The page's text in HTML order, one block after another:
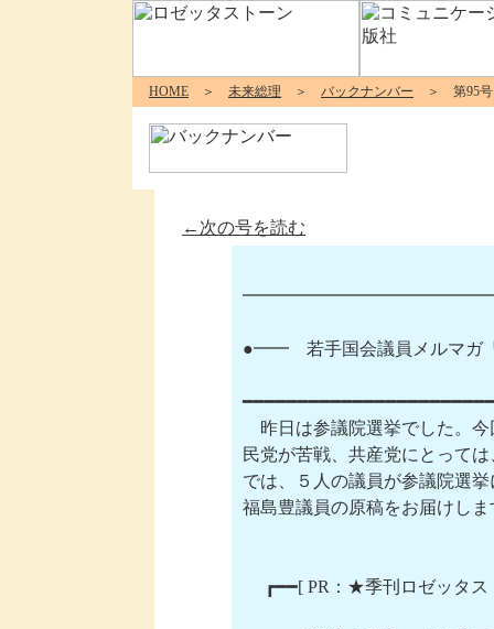
HOME ＞ 未来総理 ＞ バックナンバー ＞ 第95号
←次の号を読む
●━━　若手国会議員メルマ
昨日は参議院選挙でした。今
民党が苦戦、共産党にとって
では、５人の議員が参議院選
福島豊議員の原稿をお届けしま
┏━━[ PR：★季刊ロゼッタス